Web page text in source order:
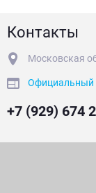
Контакты
Московская
Официальный
+7 (929) 674